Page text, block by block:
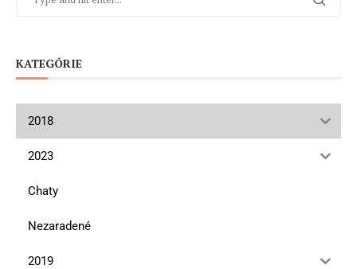
KATEGÓRIE
2018
2023
Chaty
Nezaradené
2019